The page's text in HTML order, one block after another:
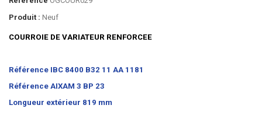
Produit : Neuf
COURROIE DE VARIATEUR RENFORCEE
Référence IBC 8400 B32 11 AA 1181
Référence AIXAM 3 BP 23
Longueur extérieur 819 mm